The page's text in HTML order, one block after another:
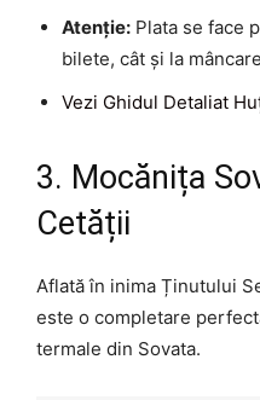
Atenție: Plata se face
bilete, cât și la
Vezi Ghidul Detaliat
3. Mocănița
Cetății
Aflată în inima Ținutului
este o completare
termale din Sovata.